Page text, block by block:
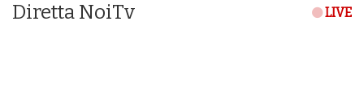
Diretta NoiTv LIVE